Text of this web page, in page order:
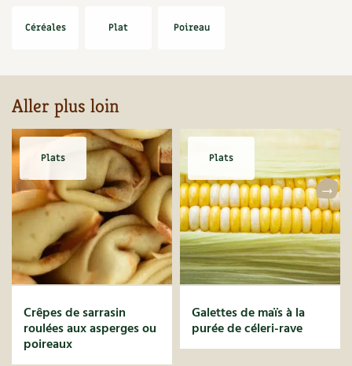
Céréales Plat Poireau
Aller plus loin
Plats
Crêpes de sarrasin
roulées aux asperges ou
poireaux
Plats
Galettes de maïs à la
purée de céleri-rave